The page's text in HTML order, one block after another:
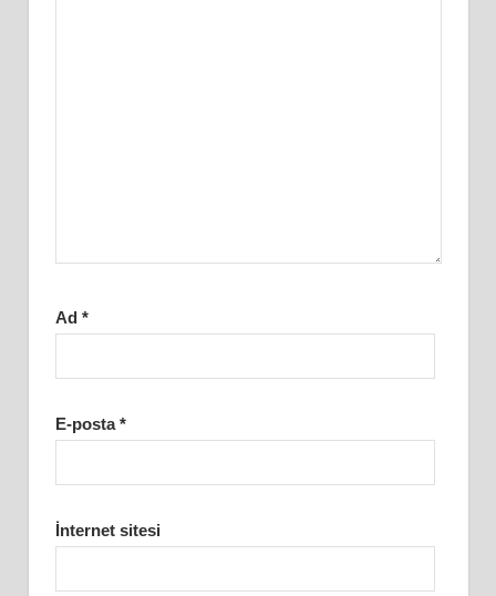
Ad *
E-posta*
İnternet sitesi